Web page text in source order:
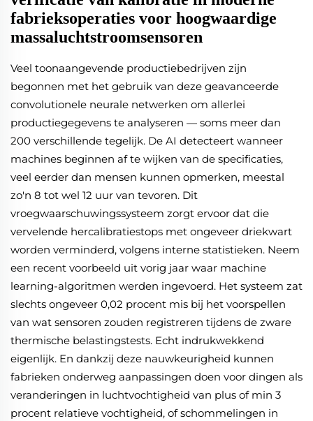
fabrieksoperaties voor hoogwaardige
massaluchtstroomsensoren
Veel toonaangevende productiebedrijven zijn
begonnen met het gebruik van deze geavanceerde
convolutionele neurale netwerken om allerlei
productiegegevens te analyseren — soms meer dan
200 verschillende tegelijk. De AI detecteert wanneer
machines beginnen af te wijken van de specificaties,
veel eerder dan mensen kunnen opmerken, meestal
zo'n 8 tot wel 12 uur van tevoren. Dit
vroegwaarschuwingssysteem zorgt ervoor dat die
vervelende hercalibratiestops met ongeveer driekwart
worden verminderd, volgens interne statistieken. Neem
een recent voorbeeld uit vorig jaar waar machine
learning-algoritmen werden ingevoerd. Het systeem zat
slechts ongeveer 0,02 procent mis bij het voorspellen
van wat sensoren zouden registreren tijdens de zware
thermische belastingstests. Echt indrukwekkend
eigenlijk. En dankzij deze nauwkeurigheid kunnen
fabrieken onderweg aanpassingen doen voor dingen als
veranderingen in luchtvochtigheid van plus of min 3
procent relatieve vochtigheid, of schommelingen in